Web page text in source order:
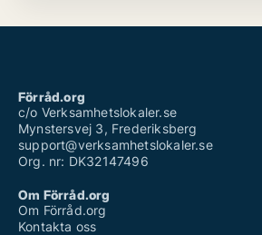
Förråd.org
c/o Verksamhetslokaler.se
Mynstersvej 3, Frederiksberg
support@verksamhetslokaler.se
Org. nr: DK32147496
Om Förråd.org
Om Förråd.org
Kontakta oss